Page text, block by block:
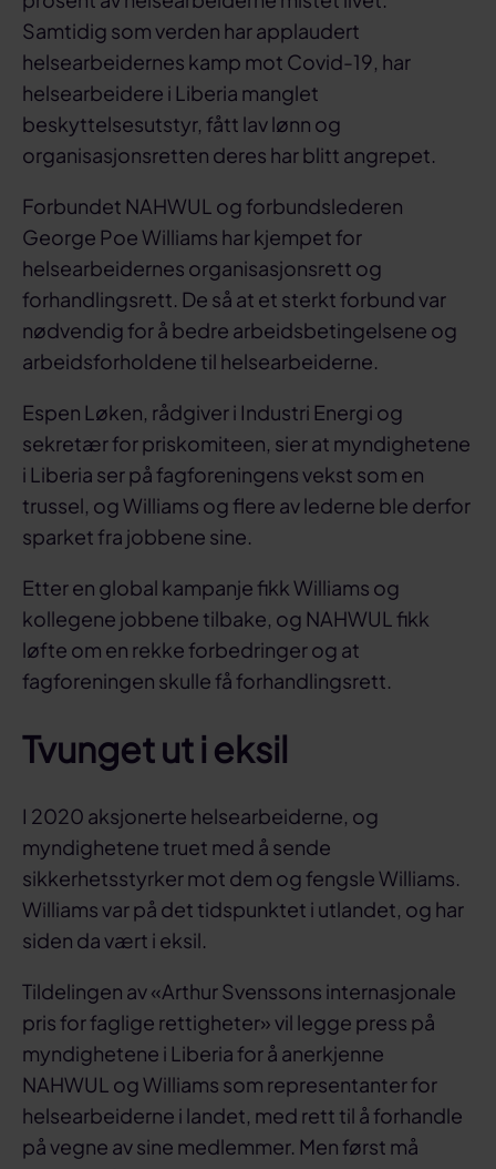
Samtidig som verden har applaudert
helsearbeidernes kamp mot Covid-19, har
helsearbeidere i Liberia manglet
beskyttelsesutstyr, fått lav lønn og
organisasjonsretten deres har blitt angrepet.
Forbundet NAHWUL og forbundslederen
George Poe Williams har kjempet for
helsearbeidernes organisasjonsrett og
forhandlingsrett. De så at et sterkt forbund var
nødvendig for å bedre arbeidsbetingelsene og
arbeidsforholdene til helsearbeiderne.
Espen Løken, rådgiver i Industri Energi og
sekretær for priskomiteen, sier at myndighetene
i Liberia ser på fagforeningens vekst som en
trussel, og Williams og flere av lederne ble derfor
sparket fra jobbene sine.
Etter en global kampanje fikk Williams og
kollegene jobbene tilbake, og NAHWUL fikk
løfte om en rekke forbedringer og at
fagforeningen skulle få forhandlingsrett.
Tvunget ut i eksil
I 2020 aksjonerte helsearbeiderne, og
myndighetene truet med å sende
sikkerhetsstyrker mot dem og fengsle Williams.
Williams var på det tidspunktet i utlandet, og har
siden da vært i eksil.
Tildelingen av «Arthur Svenssons internasjonale
pris for faglige rettigheter» vil legge press på
myndighetene i Liberia for å anerkjenne
NAHWUL og Williams som representanter for
helsearbeiderne i landet, med rett til å forhandle
på vegne av sine medlemmer. Men først må